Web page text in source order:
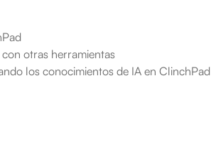
otras herramientas
los conocimientos de IA en ClinchPad